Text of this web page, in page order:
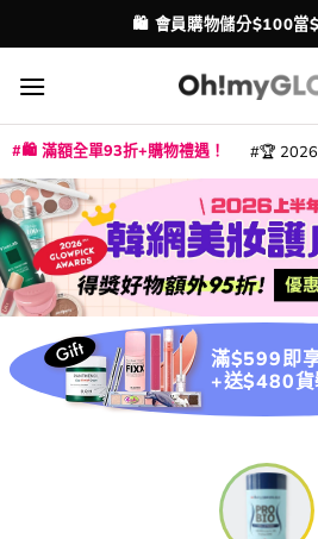
to
content
🛍️ 會員購物儲分$100當
🛍️ 滿額全單93折+購物禮遇！ 🏆
滿$599即
+送$480貨